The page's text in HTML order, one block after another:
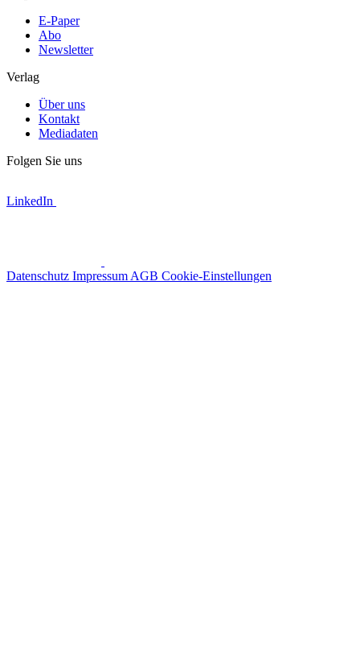
E-Paper
Abo
Newsletter
Verlag
Über uns
Kontakt
Mediadaten
Folgen Sie uns
LinkedIn
Datenschutz Impressum AGB Cookie-Einstellungen